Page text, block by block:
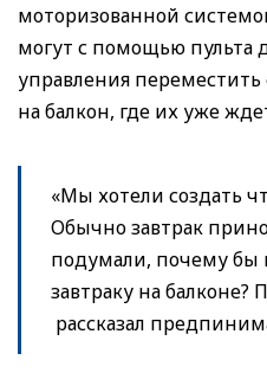
моторизованной
могут с помощью пульта
управления
на балкон, где их уже
«Мы хотели создать
Обычно завтрак
подумали, почему бы
завтраку на
рассказал